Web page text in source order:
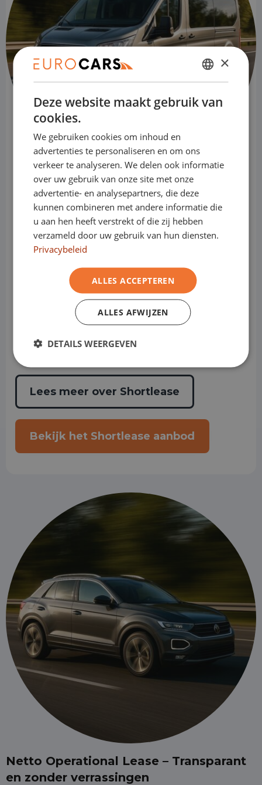
Shortlease – Flexibel leasen
Snel een auto nodig? Metshortleasekies
je voor een looptijd vanaf 1 maand, zonder
langlopende contracten of BKR-registratie.
Perfect voor tijdelijke projecten,
seizoenswerk of startende ondernemers.
shortlease elektrische personen of
bedrijfswagens beschikbaar.
Lees meer over Shortlease
Bekijk het Shortlease aanbod
Netto Operational Lease – Transparant
en zonder verrassingen
DUTCH
ENGLISH
×
Deze website maakt gebruik van
cookies.
We gebruiken cookies om inhoud en
advertenties te personaliseren en om ons
verkeer te analyseren. We delen ook informatie
over uw gebruik van onze site met onze
advertentie- en analysepartners, die deze
kunnen combineren met andere informatie die
u aan hen heeft verstrekt of die zij hebben
verzameld door uw gebruik van hun diensten.
Privacybeleid
ALLES ACCEPTEREN
ALLES AFWIJZEN
DETAILS WEERGEVEN